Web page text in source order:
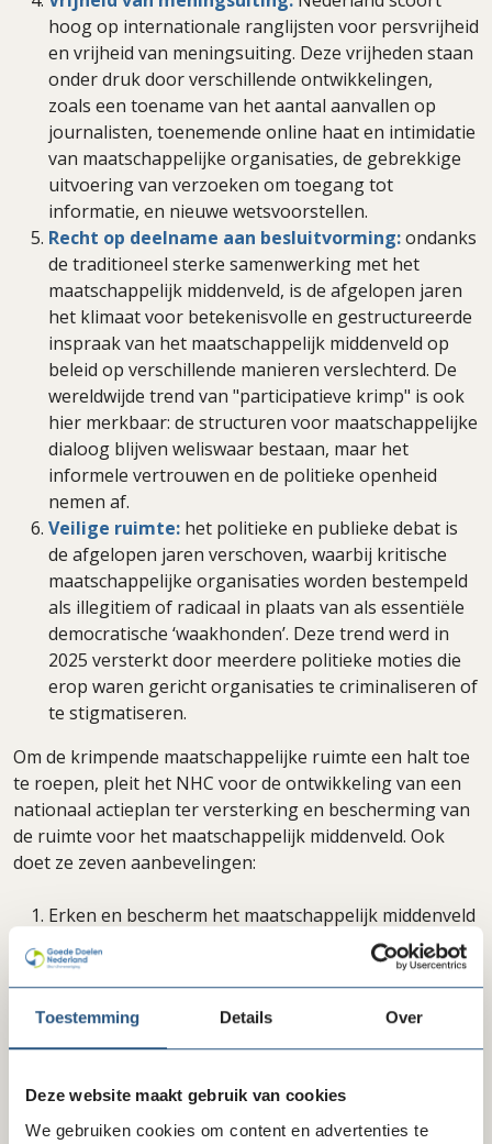
Toestemming Details Over
Deze website maakt gebruik van cookies
We gebruiken cookies om content en advertenties te
hoog op internationale ranglijsten voor persvrijheid
en vrijheid van meningsuiting. Deze vrijheden staan
onder druk door verschillende ontwikkelingen,
zoals een toename van het aantal aanvallen op
journalisten, toenemende online haat en intimidatie
van maatschappelijke organisaties, de gebrekkige
uitvoering van verzoeken om toegang tot
informatie, en nieuwe wetsvoorstellen.
Recht op deelname aan besluitvorming:ondanks
de traditioneel sterke samenwerking met het
maatschappelijk middenveld, is de afgelopen jaren
het klimaat voor betekenisvolle en gestructureerde
inspraak van het maatschappelijk middenveld op
beleid op verschillende manieren verslechterd. De
wereldwijde trend van "participatieve krimp" is ook
hier merkbaar: de structuren voor maatschappelijke
dialoog blijven weliswaar bestaan, maar het
informele vertrouwen en de politieke openheid
nemen af.
Veilige ruimte: het politieke en publieke debat is
de afgelopen jaren verschoven, waarbij kritische
maatschappelijke organisaties worden bestempeld
als illegitiem of radicaal in plaats van als essentiële
democratische ‘waakhonden’. Deze trend werd in
2025 versterkt door meerdere politieke moties die
erop waren gericht organisaties te criminaliseren of
te stigmatiseren.
Om de krimpende maatschappelijke ruimte een halt toe
te roepen, pleit het NHC voor de ontwikkeling van een
nationaal actieplan ter versterking en bescherming van
de ruimte voor het maatschappelijk middenveld. Ook
doet ze zeven aanbevelingen:
Erken en bescherm het maatschappelijk middenveld
Waarborg burgerlijke vrijheden in nieuwe
wetgeving en technologie
Bescherm de vrijheid van vergadering
Verbeter het juridisch en bestuurlijk kader
Versterk participatie en verbeter de toegang tot
Zorg voor bescherming van het maatschappelijk
middenveld